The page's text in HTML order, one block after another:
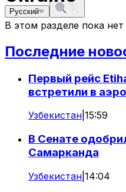
Русский
В этом разделе пока
Последние
Первый рейс
встретили в
Узбекистан 15:59
В Сенате
Самарканда
Узбекистан 14:04